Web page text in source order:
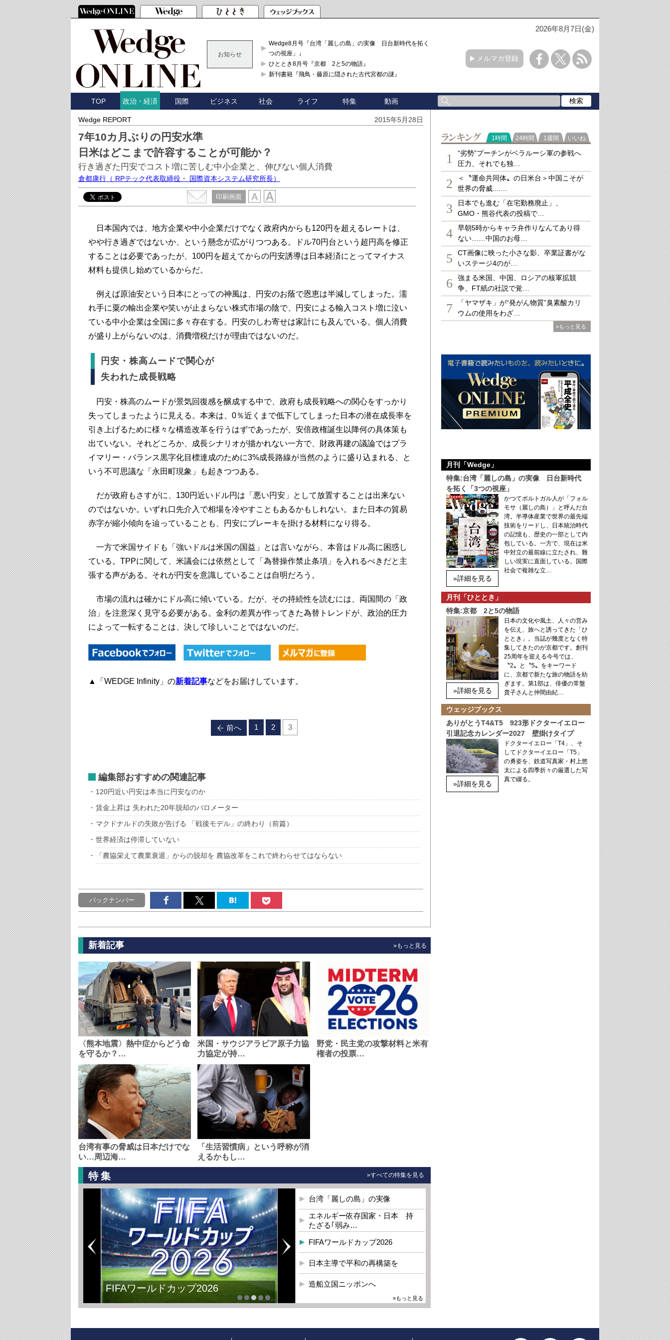
2026年8月7日(金)
お知らせ
Wedge8月号『台湾「麗しの島」の実像 日台新時代を拓く「3
つの視座」』
ひととき8月号『京都 2と5の物語』
新刊書籍『飛鳥・藤原に隠された古代宮都の謎』
メルマガ登録
TOP 政治・経済 国際 ビジネス 社会 ライフ 特集 動画
Wedge REPORT 2015年5月28日
7年10カ月ぶりの円安水準
日米はどこまで許容することが可能か？
行き過ぎた円安でコスト増に苦しむ中小企業と、伸びない個人消費
倉都康行 （ RPテック代表取締役・ 国際資本システム研究所長）
印刷画面
日本国内では、地方企業や中小企業だけでなく政府内からも120円を超えるレートは、
やや行き過ぎではないか、という懸念が広がりつつある。ドル70円台という超円高を修正
することは必要であったが、100円を超えてからの円安誘導は日本経済にとってマイナス
材料も提供し始めているからだ。
例えば原油安という日本にとっての神風は、円安のお蔭で恩恵は半減してしまった。濡
れ手に粟の輸出企業や笑いが止まらない株式市場の陰で、円安による輸入コスト増に泣い
ている中小企業は全国に多々存在する。円安のしわ寄せは家計にも及んでいる。個人消費
が盛り上がらないのは、消費増税だけが理由ではないのだ。
円安・株高ムードで関心が
失われた成長戦略
円安・株高のムードが景気回復感を醸成する中で、政府も成長戦略への関心をすっかり
失ってしまったように見える。本来は、0％近くまで低下してしまった日本の潜在成長率を
引き上げるために様々な構造改革を行うはずであったが、安倍政権誕生以降何の具体策も
出ていない。それどころか、成長シナリオが描かれない一方で、財政再建の議論ではプラ
イマリー・バランス黒字化目標達成のために3%成長路線が当然のように盛り込まれる、と
いう不可思議な「永田町現象」も起きつつある。
だが政府もさすがに、130円近いドル円は「悪い円安」として放置することは出来ない
のではないか。いずれ口先介入で相場を冷やすこともあるかもしれない。また日本の貿易
赤字が縮小傾向を辿っていることも、円安にブレーキを掛ける材料になり得る。
一方で米国サイドも「強いドルは米国の国益」とは言いながら、本音はドル高に困惑し
ている。TPPに関して、米議会には依然として「為替操作禁止条項」を入れるべきだと主
張する声がある。それが円安を意識していることは自明だろう。
市場の流れは確かにドル高に傾いている。だが、その持続性を読むには、両国間の「政
治」を注意深く見守る必要がある。金利の差異が作ってきた為替トレンドが、政治的圧力
によって一転することは、決して珍しいことではないのだ。
▲「WEDGE Infinity」の新着記事などをお届けしています。
前へ 1 2 3
編集部おすすめの関連記事
120円近い円安は本当に円安なのか
賃金上昇は 失われた20年脱却のバロメーター
マクドナルドの失敗が告げる 「戦後モデル」の終わり（前篇）
世界経済は停滞していない
「農協栄えて農業衰退」からの脱却を 農協改革をこれで終わらせてはならない
バックナンバー
新着記事 »もっと見る
〈熊本地震〉熱中症からどう命
を守るか？…
米国・サウジアラビア原子力協
力協定が持…
野党・民主党の攻撃材料と米有
権者の投票…
台湾有事の脅威は日本だけでな
い…周辺海…
「生活習慣病」という呼称が消
えるかもし…
特集 »すべての特集を見る
FIFAワールドカップ2026
台湾「麗しの島」の実像
エネルギー依存国家・日本 持
たざる｢弱み…
FIFAワールドカップ2026
日本主導で平和の再構築を
造船立国ニッポンへ
»もっと見る
ランキング
1時間 24時間 1週間 いいね
1
“劣勢”プーチンがベラルーシ軍の参戦へ
圧力、それでも独…
2
＜〝運命共同体〟の日米台＞中国こそが
世界の脅威....…
3
日本でも進む「在宅勤務廃止」、
GMO・熊谷代表の投稿で…
4
早朝5時からキャラ弁作りなんてあり得
ない……中国のお母…
5
CT画像に映った小さな影、卒業証書がな
いステージ4のが…
6
強まる米国、中国、ロシアの核軍拡競
争、FT紙の社説で覚…
7
「ヤマザキ」が“発がん物質”臭素酸カリ
ウムの使用をわざ…
»もっと見る
月刊「Wedge」
特集:台湾「麗しの島」の実像 日台新時代
を拓く「3つの視座」
»詳細を見る
かつてポルトガル人が「フォル
モサ（麗しの島）」と呼んだ台
湾。半導体産業で世界の最先端
技術をリードし、日本統治時代
の記憶も、歴史の一部として内
包している。一方で、現在は米
中対立の最前線に立たされ、難
しい現実に直面している。国際
社会で複雑な立…
月刊「ひととき」
特集:京都 2と5の物語
»詳細を見る
日本の文化や風土、人々の営み
を伝え、旅へと誘ってきた「ひ
ととき」。当誌が幾度となく特
集してきたのが京都です。創刊
25周年を迎える今号では、
〝2〟と〝5〟をキーワード
に、京都で新たな旅の物語を紡
ぎます。第1部は、俳優の常盤
貴子さんと仲間由紀…
ウェッジブックス
ありがとうT4&T5 923形ドクターイエロー
引退記念カレンダー2027 壁掛けタイプ
»詳細を見る
ドクターイエロー「T4」、そ
してドクターイエロー「T5」
の勇姿を、鉄道写真家・村上悠
太による四季折々の厳選した写
真で綴る。